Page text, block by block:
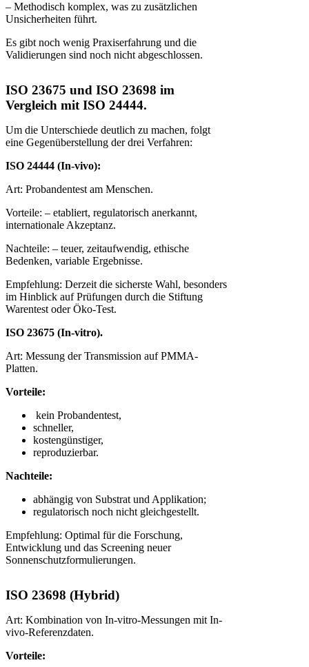
– Methodisch komplex, was zu zusätzlichen
Unsicherheiten führt.
Es gibt noch wenig Praxiserfahrung und die
Validierungen sind noch nicht abgeschlossen.
ISO 23675 und ISO 23698 im
Vergleich mit ISO 24444.
Um die Unterschiede deutlich zu machen, folgt
eine Gegenüberstellung der drei Verfahren:
ISO 24444 (In-vivo):
Art: Probandentest am Menschen.
Vorteile: – etabliert, regulatorisch anerkannt,
internationale Akzeptanz.
Nachteile: – teuer, zeitaufwendig, ethische
Bedenken, variable Ergebnisse.
Empfehlung: Derzeit die sicherste Wahl, besonders
im Hinblick auf Prüfungen durch die Stiftung
Warentest oder Öko-Test.
ISO 23675 (In-vitro).
Art: Messung der Transmission auf PMMA-
Platten.
Vorteile:
kein Probandentest,
schneller,
kostengünstiger,
reproduzierbar.
Nachteile:
abhängig von Substrat und Applikation;
regulatorisch noch nicht gleichgestellt.
Empfehlung: Optimal für die Forschung,
Entwicklung und das Screening neuer
Sonnenschutzformulierungen.
ISO 23698 (Hybrid)
Art: Kombination von In-vitro-Messungen mit In-
vivo-Referenzdaten.
Vorteile: